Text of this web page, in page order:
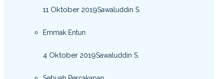
11 Oktober 2019Sawaluddin S.
Emmak Entun
4 Oktober 2019Sawaluddin S.